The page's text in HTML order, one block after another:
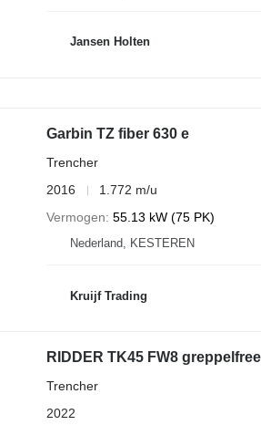
Jansen Holten
Garbin TZ fiber 630 e
Trencher
2016
1.772 m/u
Vermogen 55.13 kW (75 PK)
Nederland, KESTEREN
Kruijf Trading
RIDDER TK45 FW8
Trencher
2022